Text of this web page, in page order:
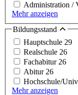
Administration /
Mehr anzeigen
Bildungsstand
Hauptschule 29
Realschule 26
Fachabitur 26
Abitur 26
Hochschule/
Mehr anzeigen